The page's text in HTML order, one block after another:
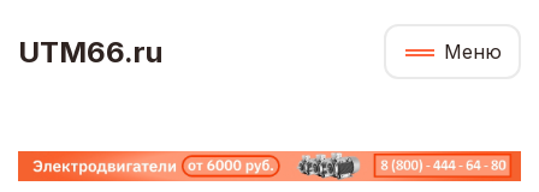
UTM66.ru Меню